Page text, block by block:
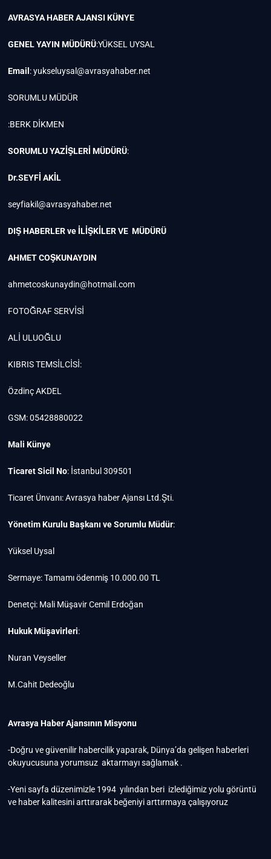
AVRASYA HABER AJANSIKÜNYE
GENEL YAYIN MÜDÜRÜ:YÜKSEL UYSAL
Email :yukseluysal@avrasyahaber.net
SORUMLU MÜDÜR
:BERK DİKMEN
SORUMLU YAZİŞLERİ MÜDÜRÜ:
Dr.SEYFİ AKİL
seyfiakil@avrasyahaber.net
DIŞ HABERLER ve İLİŞKİLER VE MÜDÜRÜ
AHMET COŞKUNAYDIN
ahmetcoskunaydin@hotmail.com
FOTOĞRAF SERVİSİ
ALİ ULUOĞLU
KIBRIS TEMSİLCİSİ:
Özdinç AKDEL
GSM: 05428880022
Mali Künye
Ticaret Sicil No: İstanbul 309501
Ticaret Ünvanı: Avrasya haber Ajansı Ltd.Şti.
Yönetim Kurulu Başkanı ve Sorumlu Müdür:
Yüksel Uysal
Sermaye: Tamamı ödenmiş 10.000.00 TL
Denetçi: Mali Müşavir Cemil Erdoğan
Hukuk Müşavirleri:
Nuran Veyseller
M.Cahit Dedeoğlu
Avrasya Haber Ajansının Misyonu
-Doğru ve güvenilir habercilik yaparak, Dünya’da gelişen haberleri
okuyucusuna yorumsuz aktarmayı sağlamak .
-Yeni sayfa düzenimizle 1994 yılından beri izlediğimiz yolu görüntü
ve haber kalitesini arttırarak beğeniyi arttırmaya çalışıyoruz